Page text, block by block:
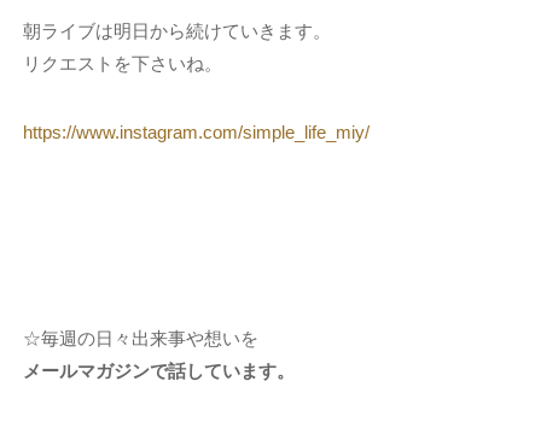
朝ライブは明日から続けていきます。
リクエストを下さいね。
https://www.instagram.com/simple_life_miy/
☆毎週の日々出来事や想いを
メールマガジンで話しています。